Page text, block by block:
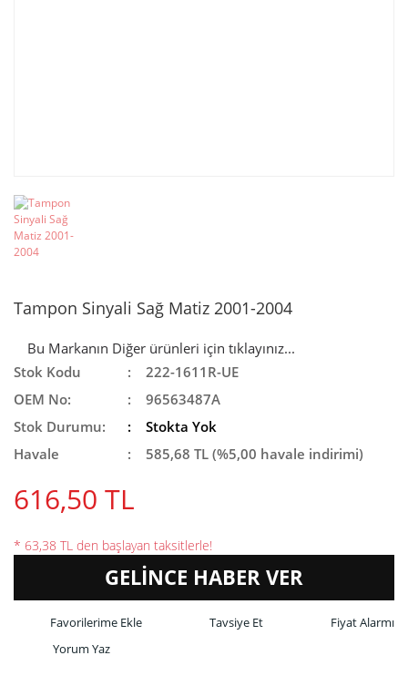
Tampon Sinyali Sağ Matiz 2001-2004
Bu Markanın Diğer ürünleri için tıklayınız...
Stok Kodu
222-1611R-UE
OEM No:
96563487A
Stok Durumu:
Stokta Yok
Havale
585,68 TL (%5,00 havale indirimi)
616,50 TL
* 63,38 TL den başlayan taksitlerle!
GELİNCE HABER VER
Tavsiye Et
Fiyat Alarmı
Yorum Yaz